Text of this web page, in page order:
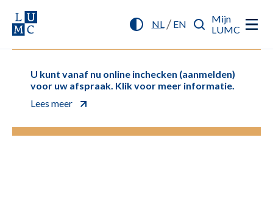
NL/ EN
Mijn
LUMC
U kunt vanaf nu online inchecken (aanmelden)
voor uw afspraak. Klik voor meer informatie.
Lees meer